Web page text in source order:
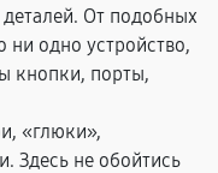
От подобных
ни одно устройство,
кнопки, порты,
«глюки»,
Здесь не обойтись